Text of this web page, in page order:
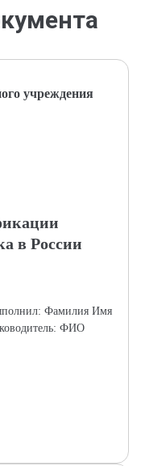
учреждения
в России
Фамилия Имя
ФИО